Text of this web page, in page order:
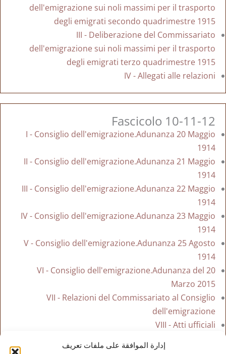
إدارة الموافقة على ملفات تعريف
dell'emigrazione sui noli massimi per il trasporto
degli emigrati secondo quadrimestre 1915
III - Deliberazione del Commissariato
dell'emigrazione sui noli massimi per il trasporto
degli emigrati terzo quadrimestre 1915
IV - Allegati alle relazioni
Fascicolo 10-11-12
I - Consiglio dell'emigrazione.Adunanza 20 Maggio
1914
II - Consiglio dell'emigrazione.Adunanza 21 Maggio
1914
III - Consiglio dell'emigrazione.Adunanza 22 Maggio
1914
IV - Consiglio dell'emigrazione.Adunanza 23 Maggio
1914
V - Consiglio dell'emigrazione.Adunanza 25 Agosto
1914
VI - Consiglio dell'emigrazione.Adunanza del 20
Marzo 2015
VII - Relazioni del Commissariato al Consiglio
dell'emigrazione
VIII - Atti ufficiali
Torna all'indice dei bollettini